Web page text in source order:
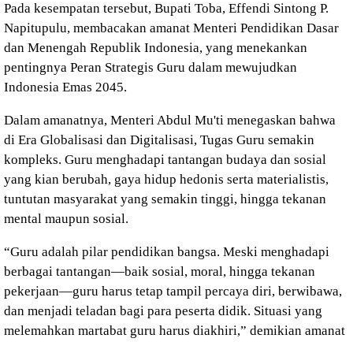
Pada kesempatan tersebut, Bupati Toba, Effendi Sintong P.
Napitupulu, membacakan amanat Menteri Pendidikan Dasar
dan Menengah Republik Indonesia, yang menekankan
pentingnya Peran Strategis Guru dalam mewujudkan
Indonesia Emas 2045.
Dalam amanatnya, Menteri Abdul Mu'ti menegaskan bahwa
di Era Globalisasi dan Digitalisasi, Tugas Guru semakin
kompleks. Guru menghadapi tantangan budaya dan sosial
yang kian berubah, gaya hidup hedonis serta materialistis,
tuntutan masyarakat yang semakin tinggi, hingga tekanan
mental maupun sosial.
“Guru adalah pilar pendidikan bangsa. Meski menghadapi
berbagai tantangan—baik sosial, moral, hingga tekanan
pekerjaan—guru harus tetap tampil percaya diri, berwibawa,
dan menjadi teladan bagi para peserta didik. Situasi yang
melemahkan martabat guru harus diakhiri,” demikian amanat